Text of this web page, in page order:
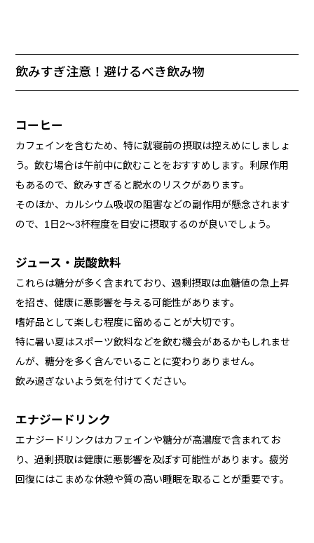
飲みすぎ注意！避けるべき飲み物
コーヒー
カフェインを含むため、特に就寝前の摂取は控えめにしましょ
う。飲む場合は午前中に飲むことをおすすめします。利尿作用
もあるので、飲みすぎると脱水のリスクがあります。
そのほか、カルシウム吸収の阻害などの副作用が懸念されます
ので、1日2～3杯程度を目安に摂取するのが良いでしょう。
ジュース・炭酸飲料
これらは糖分が多く含まれており、過剰摂取は血糖値の急上昇
を招き、健康に悪影響を与える可能性があります。
嗜好品として楽しむ程度に留めることが大切です。
特に暑い夏はスポーツ飲料などを飲む機会があるかもしれませ
んが、糖分を多く含んでいることに変わりありません。
飲み過ぎないよう気を付けてください。
エナジードリンク
エナジードリンクはカフェインや糖分が高濃度で含まれてお
り、過剰摂取は健康に悪影響を及ぼす可能性があります。疲労
回復にはこまめな休憩や質の高い睡眠を取ることが重要です。